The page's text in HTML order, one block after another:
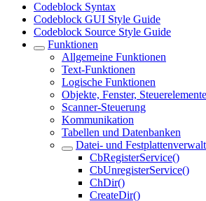
Codeblock Syntax
Codeblock GUI Style Guide
Codeblock Source Style Guide
Funktionen
Allgemeine Funktionen
Text-Funktionen
Logische Funktionen
Objekte, Fenster, Steuerelemente
Scanner-Steuerung
Kommunikation
Tabellen und Datenbanken
Datei- und
CbRegisterService()
CbUnregisterService()
ChDir()
CreateDir()